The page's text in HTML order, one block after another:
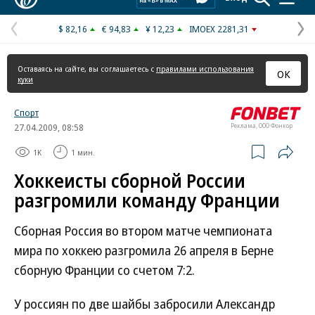
Предыдущая
страница
$ 82,16 € 94,83 ¥ 12,23 IMOEX 2281,31
Оставаясь на сайте, вы соглашаетесь с правилами использования
куки
ОК
Реклама, ООО Фонкор
Спорт
27.04.2009, 08:58
1K 1 мин.
Хоккеисты сборной России
разгромили команду Франции
Сборная Россия во втором матче чемпионата
мира по хоккею разгромила 26 апреля в Берне
сборную Франции со счетом 7:2.
У россиян по две шайбы забросили Александр